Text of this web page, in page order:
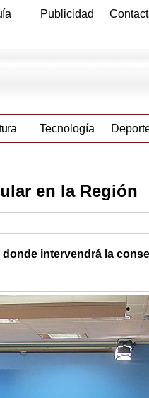
Publicidad
Tecnología
en la Región
intervendrá la